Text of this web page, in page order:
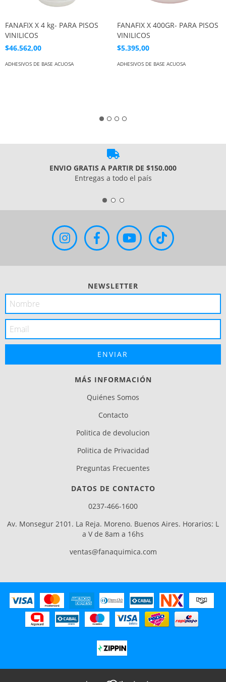
FANAFIX X 4 kg- PARA PISOS
VINILICOS
$46.562,00
ADHESIVOS DE BASE ACUOSA
FANAFIX X 400GR- PARA PISOS
VINILICOS
$5.395,00
ADHESIVOS DE BASE ACUOSA
ENVIO GRATIS A PARTIR DE $150.000
Entregas a todo el país
NEWSLETTER
MÁS INFORMACIÓN
Quiénes Somos
Contacto
Politica de devolucion
Politica de Privacidad
Preguntas Frecuentes
DATOS DE CONTACTO
0237-466-1600
Av. Monsegur 2101. La Reja. Moreno. Buenos Aires. Horarios: L
a V de 8am a 16hs
ventas@fanaquimica.com